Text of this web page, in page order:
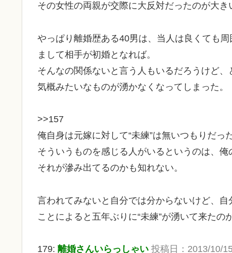
その女性の両親が交際に大反対だったのが大き
やっぱり離婚歴ある40男は、当人は良くても周
まして相手が初婚となれば。
そんなの関係ないと言う人もいるだろうけど
気概みたいなものが湧かなくなってしまった。
>>157
俺自身は元嫁に対して“未練”は無いつもりだっ
そういうものを感じる人がいるというのは、俺
それが滲み出てるのかも知れない。
言われてみないと自分では分からないけど、自
ことによると五年ぶりに“未練”が湧いて来たの
179: 離婚さんいらっしゃい 投稿日：2013/10/